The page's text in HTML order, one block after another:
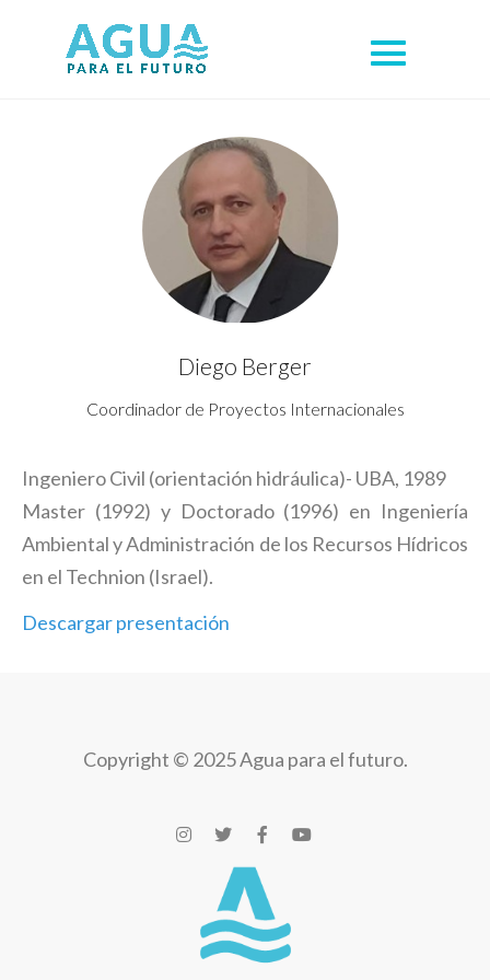
Diego Berger
Coordinador de Proyectos Internacionales
Ingeniero Civil (orientación hidráulica)- UBA, 1989
Master (1992) y Doctorado (1996) en Ingeniería
Ambiental y Administración de los Recursos Hídricos
en el Technion (Israel).
Descargar presentación
Copyright © 2025 Agua para el futuro.